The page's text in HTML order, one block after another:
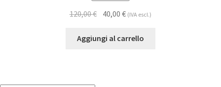
120,00€ 40,00€ (IVA escl.)
Aggiungi al carrello